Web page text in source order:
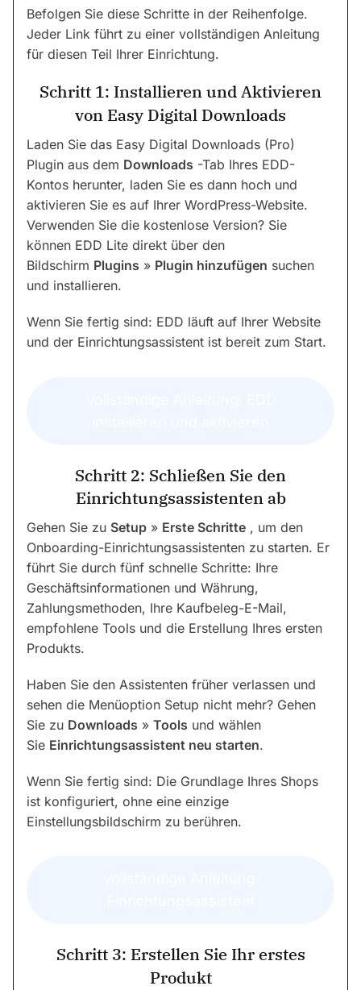
Befolgen Sie diese Schritte in der Reihenfolge.
Jeder Link führt zu einer vollständigen Anleitung
für diesen Teil Ihrer Einrichtung.
Schritt 1: Installieren und Aktivieren
von Easy Digital Downloads
Laden Sie das Easy Digital Downloads (Pro)
Plugin aus dem Downloads -Tab Ihres EDD-
Kontos herunter, laden Sie es dann hoch und
aktivieren Sie es auf Ihrer WordPress-Website.
Verwenden Sie die kostenlose Version? Sie
können EDD Lite direkt über den
Bildschirm Plugins » Plugin hinzufügen suchen
und installieren.
Wenn Sie fertig sind: EDD läuft auf Ihrer Website
und der Einrichtungsassistent ist bereit zum Start.
Schritt 2: Schließen Sie den
Einrichtungsassistenten ab
Gehen Sie zu Setup » Erste Schritte , um den
Onboarding-Einrichtungsassistenten zu starten. Er
führt Sie durch fünf schnelle Schritte: Ihre
Geschäftsinformationen und Währung,
Zahlungsmethoden, Ihre Kaufbeleg-E-Mail,
empfohlene Tools und die Erstellung Ihres ersten
Produkts.
Haben Sie den Assistenten früher verlassen und
sehen die Menüoption Setup nicht mehr? Gehen
Sie zu Downloads » Tools und wählen
Sie Einrichtungsassistent neu starten.
Wenn Sie fertig sind: Die Grundlage Ihres Shops
ist konfiguriert, ohne eine einzige
Einstellungsbildschirm zu berühren.
Schritt 3: Erstellen Sie Ihr erstes
Produkt